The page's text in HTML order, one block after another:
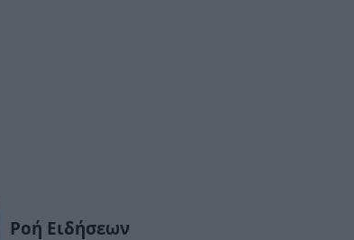
Ροή Ειδήσεων